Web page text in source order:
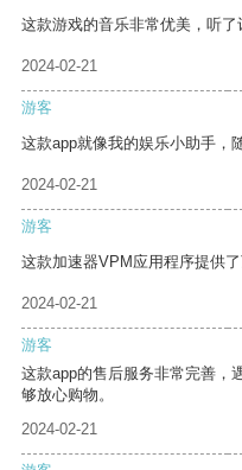
这款游戏的音乐非常优美，听了
2024-02-21
游客
这款app就像我的娱乐小助手，
2024-02-21
游客
这款加速器VPM应用程序提供
2024-02-21
游客
这款app的售后服务非常完善，
够放心购物。
2024-02-21